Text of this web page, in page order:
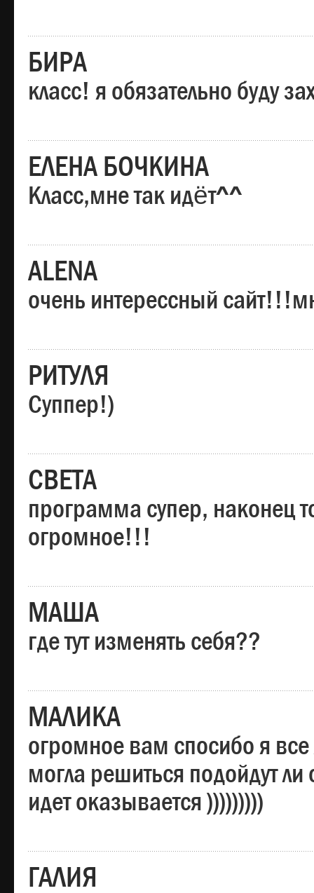
БИРА
класс! я обязательно буду
ЕЛЕНА БОЧКИНА
Класс,мне так идёт^^
ALENA
очень интерессный
РИТУЛЯ
Суппер!)
СВЕТА
программа супер, наконец
огромное!!!
МАША
где тут изменять себя??
МАЛИКА
огромное вам спосибо я
могла решиться подойдут ли
идет оказывается )))))))))
ГАЛИЯ